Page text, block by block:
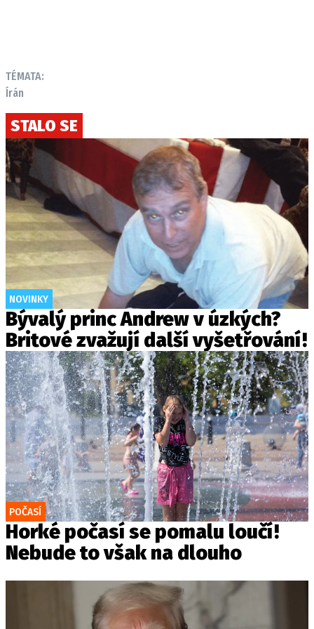
TÉMATA:
Írán
STALO SE
NOVINKY
Bývalý princ Andrew v úzkých?
Britové zvažují další vyšetřování!
POČASÍ
Horké počasí se pomalu loučí!
Nebude to však na dlouho